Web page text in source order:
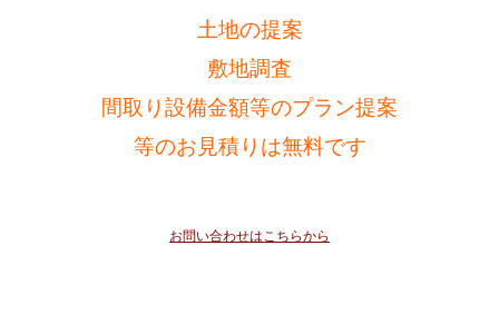
土地の提案
敷地調査
間取り設備金額等のプラン提案
等のお見積りは無料です
お問い合わせはこちらから